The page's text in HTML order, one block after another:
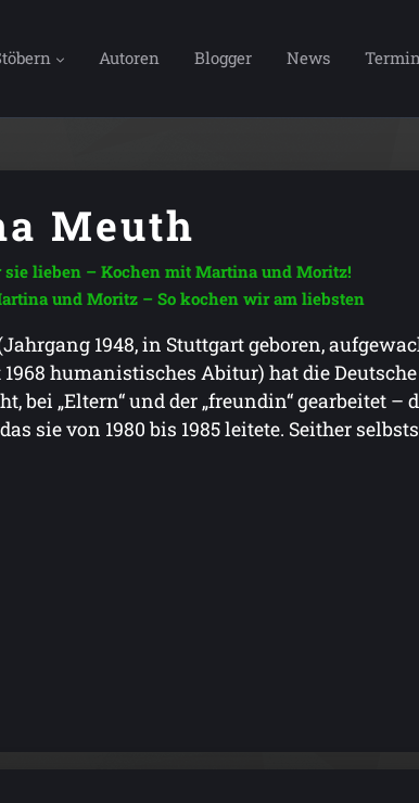
Autoren Blogger News
Meuth
sie lieben – Kochen mit Martina und Moritz!
und Moritz – So kochen wir am liebsten
1948, in Stuttgart geboren,
humanistisches Abitur) hat die
bei „Eltern“ und der „freundin“ gearbeitet
sie von 1980 bis 1985 leitete. Seither